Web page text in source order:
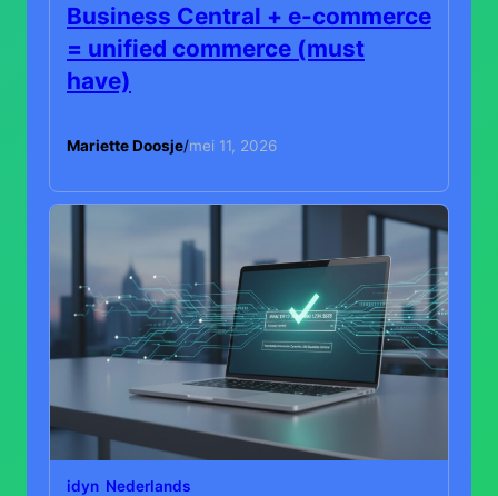
Business Central + e-commerce
= unified commerce (must
have)
Mariette Doosje/mei 11, 2026
idyn Nederlands